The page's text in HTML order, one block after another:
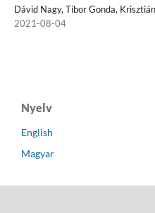
Dávid Nagy, Tibor Gonda,
2021-08-04
Nyelv
English
Magyar